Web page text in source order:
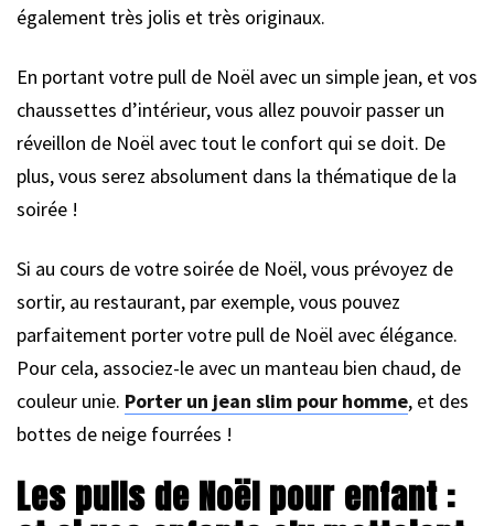
également très jolis et très originaux.
En portant votre pull de Noël avec un simple jean, et vos
chaussettes d’intérieur, vous allez pouvoir passer un
réveillon de Noël avec tout le confort qui se doit. De
plus, vous serez absolument dans la thématique de la
soirée !
Si au cours de votre soirée de Noël, vous prévoyez de
sortir, au restaurant, par exemple, vous pouvez
parfaitement porter votre pull de Noël avec élégance.
Pour cela, associez-le avec un manteau bien chaud, de
couleur unie. Porter un jean slim pour homme, et des
bottes de neige fourrées !
Les pulls de Noël pour enfant :